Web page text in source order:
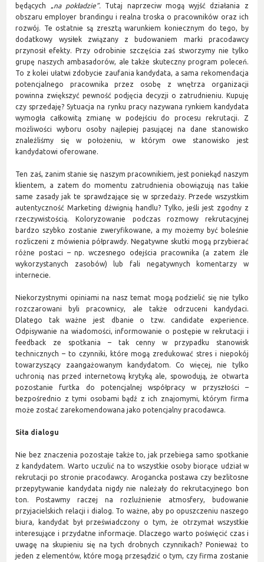
będących „na pokładzie”. Tutaj naprzeciw mogą wyjść działania z
obszaru employer brandingu i realna troska o pracowników oraz ich
rozwój. Te ostatnie są zresztą warunkiem koniecznym do tego, by
dodatkowy wysiłek związany z budowaniem marki pracodawcy
przynosił efekty. Przy odrobinie szczęścia zaś stworzymy nie tylko
grupę naszych ambasadorów, ale także skuteczny program poleceń.
To z kolei ułatwi zdobycie zaufania kandydata, a sama rekomendacja
potencjalnego pracownika przez osobę z wnętrza organizacji
powinna zwiększyć pewność podjęcia decyzji o zatrudnieniu. Kupuję
czy sprzedaję? Sytuacja na rynku pracy nazywana rynkiem kandydata
wymogła całkowitą zmianę w podejściu do procesu rekrutacji. Z
możliwości wyboru osoby najlepiej pasującej na dane stanowisko
znaleźliśmy się w położeniu, w którym owe stanowisko jest
kandydatowi oferowane.
Ten zaś, zanim stanie się naszym pracownikiem, jest poniekąd naszym
klientem, a zatem do momentu zatrudnienia obowiązują nas takie
same zasady jak te sprawdzające się w sprzedaży. Przede wszystkim
autentyczność Marketing dźwignią handlu? Tylko, jeśli jest zgodny z
rzeczywistością. Koloryzowanie podczas rozmowy rekrutacyjnej
bardzo szybko zostanie zweryfikowane, a my możemy być boleśnie
rozliczeni z mówienia półprawdy. Negatywne skutki mogą przybierać
różne postaci – np. wczesnego odejścia pracownika (a zatem źle
wykorzystanych zasobów) lub fali negatywnych komentarzy w
internecie.
Niekorzystnymi opiniami na nasz temat mogą podzielić się nie tylko
rozczarowani byli pracownicy, ale także odrzuceni kandydaci.
Dlatego tak ważne jest dbanie o tzw. candidate experience.
Odpisywanie na wiadomości, informowanie o postępie w rekrutacji i
feedback ze spotkania – tak cenny w przypadku stanowisk
technicznych – to czynniki, które mogą zredukować stres i niepokój
towarzyszący zaangażowanym kandydatom. Co więcej, nie tylko
uchronią nas przed internetową krytyką ale, spowodują, że otwarta
pozostanie furtka do potencjalnej współpracy w przyszłości –
bezpośrednio z tymi osobami bądź z ich znajomymi, którym firma
może zostać zarekomendowana jako potencjalny pracodawca.
Siła dialogu
Nie bez znaczenia pozostaje także to, jak przebiega samo spotkanie
z kandydatem. Warto uczulić na to wszystkie osoby biorące udział w
rekrutacji po stronie pracodawcy. Arogancka postawa czy bezlitosne
przepytywanie kandydata nigdy nie należały do rekrutacyjnego bon
ton. Postawmy raczej na rozluźnienie atmosfery, budowanie
przyjacielskich relacji i dialog. To ważne, aby po opuszczeniu naszego
biura, kandydat był przeświadczony o tym, że otrzymał wszystkie
interesujące i przydatne informacje. Dlaczego warto poświęcić czas i
uwagę na skupieniu się na tych drobnych czynnikach? Ponieważ to
jeden z elementów, które mogą przesądzić o tym, czy firma zostanie